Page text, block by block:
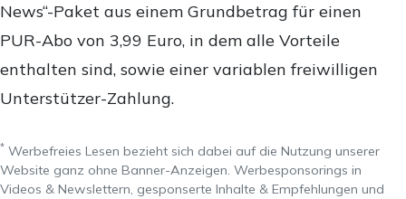
News“-Paket aus einem Grundbetrag für einen
PUR-Abo von 3,99 Euro, in dem alle Vorteile
enthalten sind, sowie einer variablen freiwilligen
Unterstützer-Zahlung.
* Werbefreies Lesen bezieht sich dabei auf die Nutzung unserer
Website ganz ohne Banner-Anzeigen. Werbesponsorings in
Videos & Newslettern, gesponserte Inhalte & Empfehlungen und